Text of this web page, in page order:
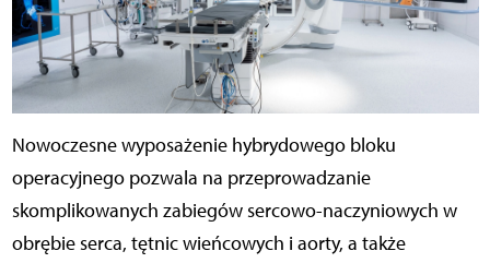
Nowoczesne wyposażenie hybrydowego bloku
operacyjnego pozwala na przeprowadzanie
skomplikowanych zabiegów sercowo-naczyniowych w
obrębie serca, tętnic wieńcowych i aorty, a także